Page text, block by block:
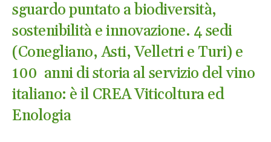
sguardo puntato a biodiversità,
sostenibilità e innovazione. 4 sedi
(Conegliano, Asti, Velletri e Turi) e
100 anni di storia al servizio del vino
italiano: è il CREA Viticoltura ed
Enologia